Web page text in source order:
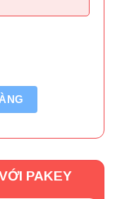
PAKEY